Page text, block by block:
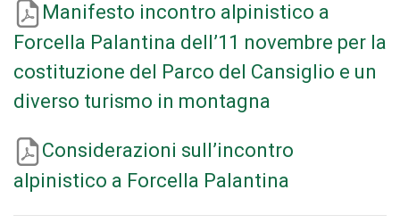
Manifesto incontro alpinistico a
Forcella Palantina dell’11 novembre per la
costituzione del Parco del Cansiglio e un
diverso turismo in montagna
Considerazioni sull’incontro
alpinistico a Forcella Palantina